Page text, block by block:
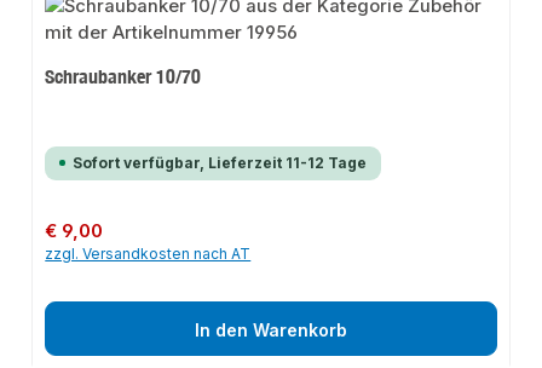
Schraubanker 10/70
Sofort verfügbar, Lieferzeit 11-12 Tage
Regulärer Preis:
€ 9,00
zzgl. Versandkosten nach AT
In den Warenkorb